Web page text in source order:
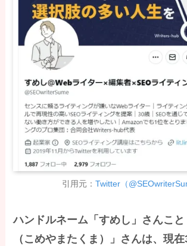
引用元： Twitter（
ハンドルネーム「すめし」さんこ
（こめやまたくま）」さんは、現